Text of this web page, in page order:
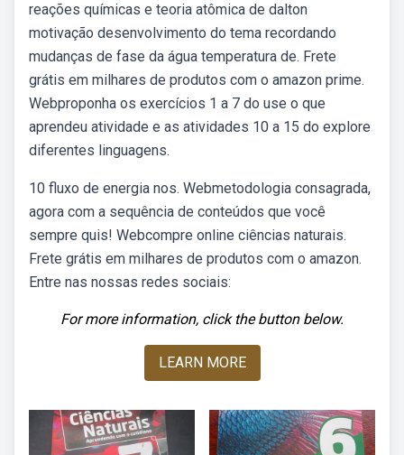
reações químicas e teoria atômica de dalton
motivação desenvolvimento do tema recordando
mudanças de fase da água temperatura de. Frete
grátis em milhares de produtos com o amazon prime.
Webproponha os exercícios 1 a 7 do use o que
aprendeu atividade e as atividades 10 a 15 do explore
diferentes linguagens.
10 fluxo de energia nos. Webmetodologia consagrada,
agora com a sequência de conteúdos que você
sempre quis! Webcompre online ciências naturais.
Frete grátis em milhares de produtos com o amazon.
Entre nas nossas redes sociais:
For more information, click the button below.
LEARN MORE